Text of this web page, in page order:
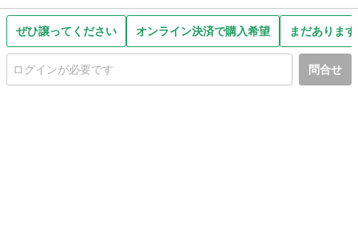
ぜひ譲ってください オンライン決済で購入希望 まだありま
問合せ